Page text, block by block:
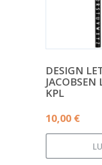
DESIGN
JACOBSEN
KPL
10,00 €